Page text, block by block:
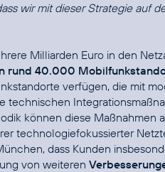
wir mit dieser Strategie auf
Milliarden Euro in den
rund 40.000
verfügen, die mit
technischen
können diese Maßnahmen
technologiefokussierter
dass Kunden
von weiteren